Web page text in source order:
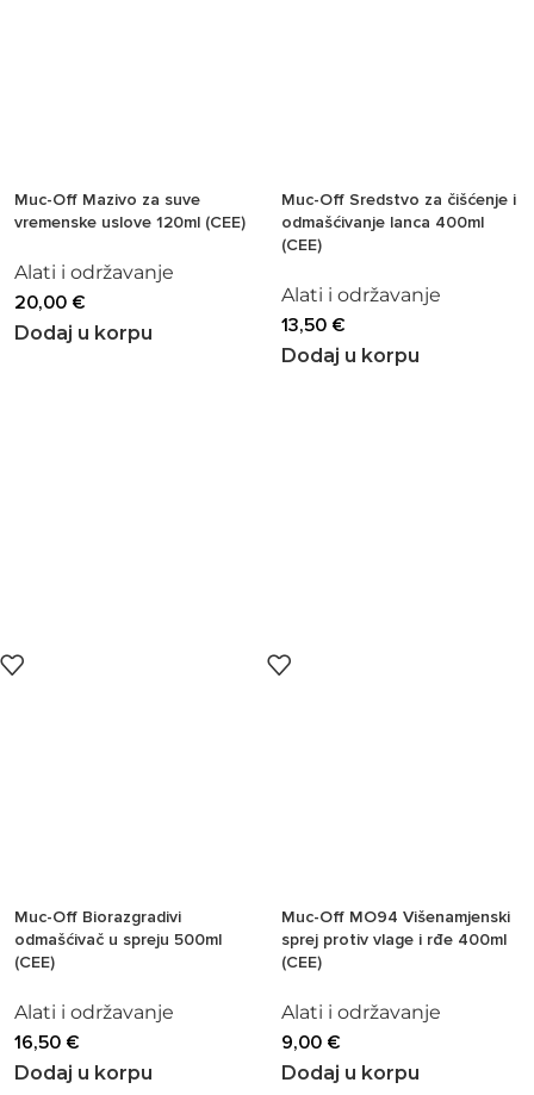
Muc-Off Mazivo za suve
vremenske uslove 120ml (CEE)
Alati i održavanje
20,00 €
Dodaj u korpu
Muc-Off Sredstvo za čišćenje i
odmašćivanje lanca 400ml
(CEE)
Alati i održavanje
13,50 €
Dodaj u korpu
Muc-Off Biorazgradivi
odmašćivač u spreju 500ml
(CEE)
Alati i održavanje
16,50 €
Dodaj u korpu
Muc-Off MO94 Višenamjenski
sprej protiv vlage i rđe 400ml
(CEE)
Alati i održavanje
9,00 €
Dodaj u korpu